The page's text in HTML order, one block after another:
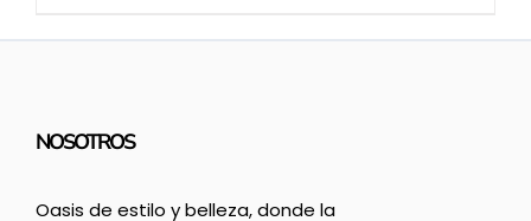
NOSOTROS
Oasis de estilo y belleza, donde la